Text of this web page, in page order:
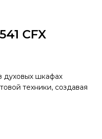
CFX
духовых шкафах
техники, создавая